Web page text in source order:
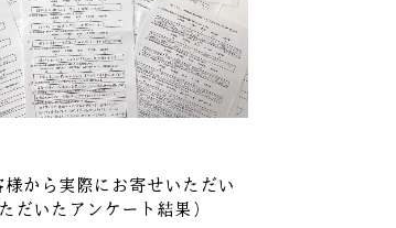
から実際にお寄せいただい
だいたアンケート結果）